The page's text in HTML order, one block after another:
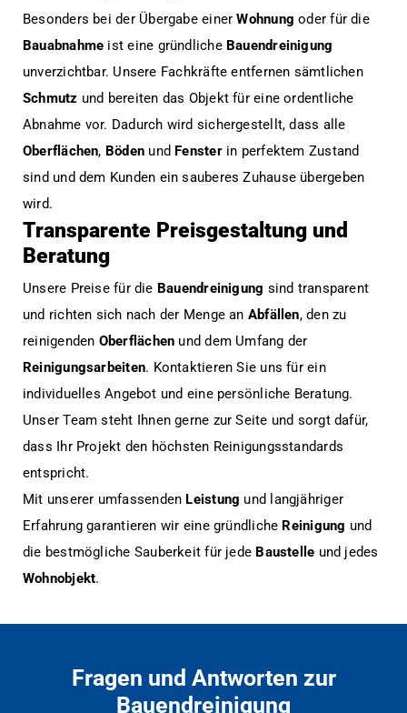
Besonders bei der Übergabe einerWohnung oder für die
Bauabnahme ist eine gründliche Bauendreinigung
unverzichtbar. Unsere Fachkräfte entfernen sämtlichen
Schmutz und bereiten das Objekt für eine ordentliche
Abnahme vor. Dadurch wird sichergestellt, dass alle
Oberflächen, Böden und Fensterin perfektem Zustand
sind und dem Kunden ein sauberes Zuhause übergeben
wird.
Transparente Preisgestaltung und
Beratung
Unsere Preise für die Bauendreinigung sind transparent
und richten sich nach der Menge an Abfällen, den zu
reinigenden Oberflächen und dem Umfang der
Reinigungsarbeiten. Kontaktieren Sie uns für ein
individuelles Angebot und eine persönliche Beratung.
Unser Team steht Ihnen gerne zur Seite und sorgt dafür,
dass Ihr Projekt den höchsten Reinigungsstandards
entspricht.
Mit unserer umfassenden Leistung und langjähriger
Erfahrung garantieren wir eine gründliche Reinigung und
die bestmögliche Sauberkeit für jede Baustelle und jedes
Wohnobjekt.
Fragen und Antworten zur
Bauendreinigung